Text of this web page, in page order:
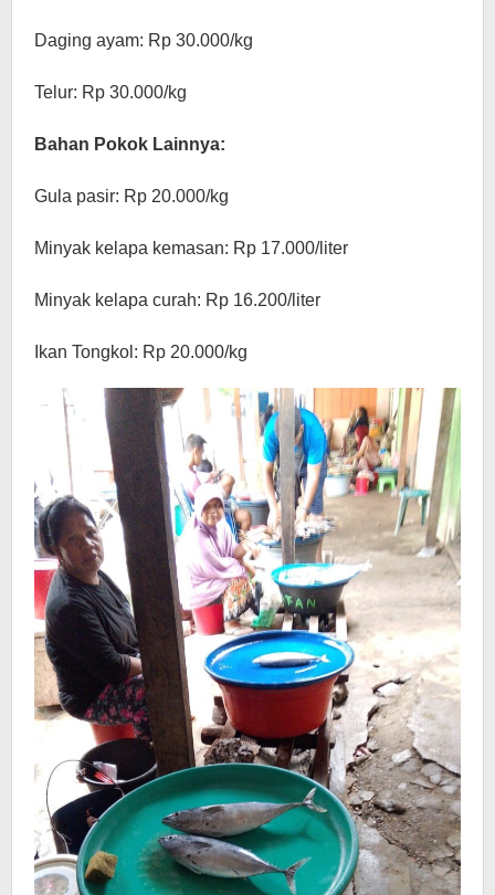
Daging ayam: Rp 30.000/kg
Telur: Rp 30.000/kg
Bahan Pokok Lainnya:
Gula pasir: Rp 20.000/kg
Minyak kelapa kemasan: Rp 17.000/liter
Minyak kelapa curah: Rp 16.200/liter
Ikan Tongkol: Rp 20.000/kg